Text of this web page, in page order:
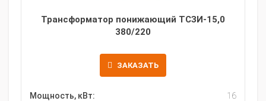
Трансформатор понижающий ТСЗИ-15,0
380/220
ЗАКАЗАТЬ
Мощность, кВт:
16